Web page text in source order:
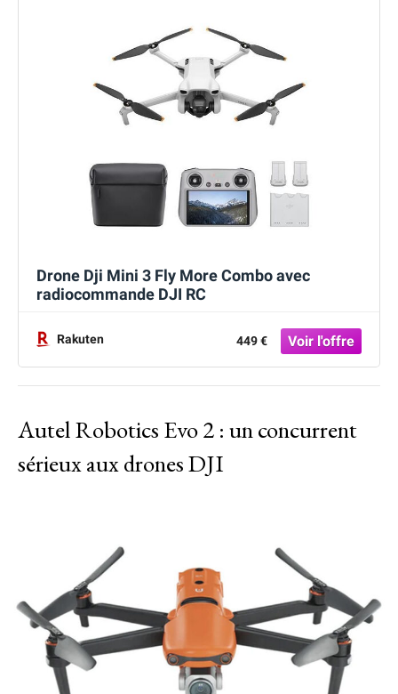
Drone Dji Mini 3 Fly More Combo avec
radiocommande DJI RC
Rakuten 449 €
Autel Robotics Evo 2 : un concurrent
sérieux aux drones DJI